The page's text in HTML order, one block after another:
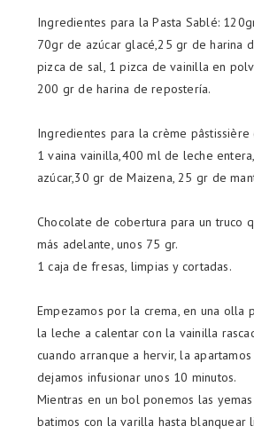
Ingredientes para la Pasta Sablé:
70gr de azúcar glacé,25 gr de harina
pizca de sal, 1 pizca de vainilla en
200 gr de harina de repostería.
Ingredientes para la crème pâstissière
1 vaina vainilla,400 ml de leche
azúcar,30 gr de Maizena, 25 gr de
Chocolate de cobertura para un truco
más adelante, unos 75 gr.
1 caja de fresas, limpias y cortadas.
Empezamos por la crema, en una olla
la leche a calentar con la vainilla
cuando arranque a hervir, la
dejamos infusionar unos 10 minutos.
Mientras en un bol ponemos las
batimos con la varilla hasta blanquear